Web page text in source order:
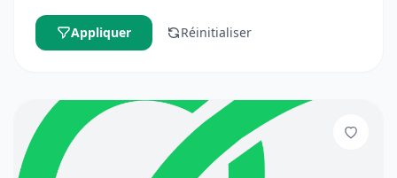
Appliquer Réinitialiser